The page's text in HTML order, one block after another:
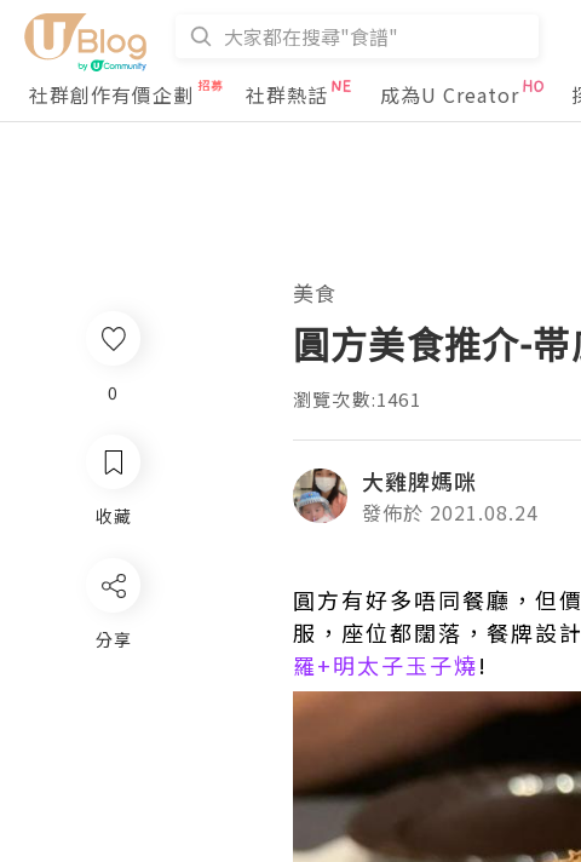
社群創作有價企劃
社群熱話 成為U Creator
0
收藏
分享
美食
圓方美食推介-
瀏覽次數:1461
大雞脾媽咪
發佈於 2021.08.24
圓方有好多唔同餐廳，但
服，座位都闊落，餐牌設
羅+明太子玉子燒!